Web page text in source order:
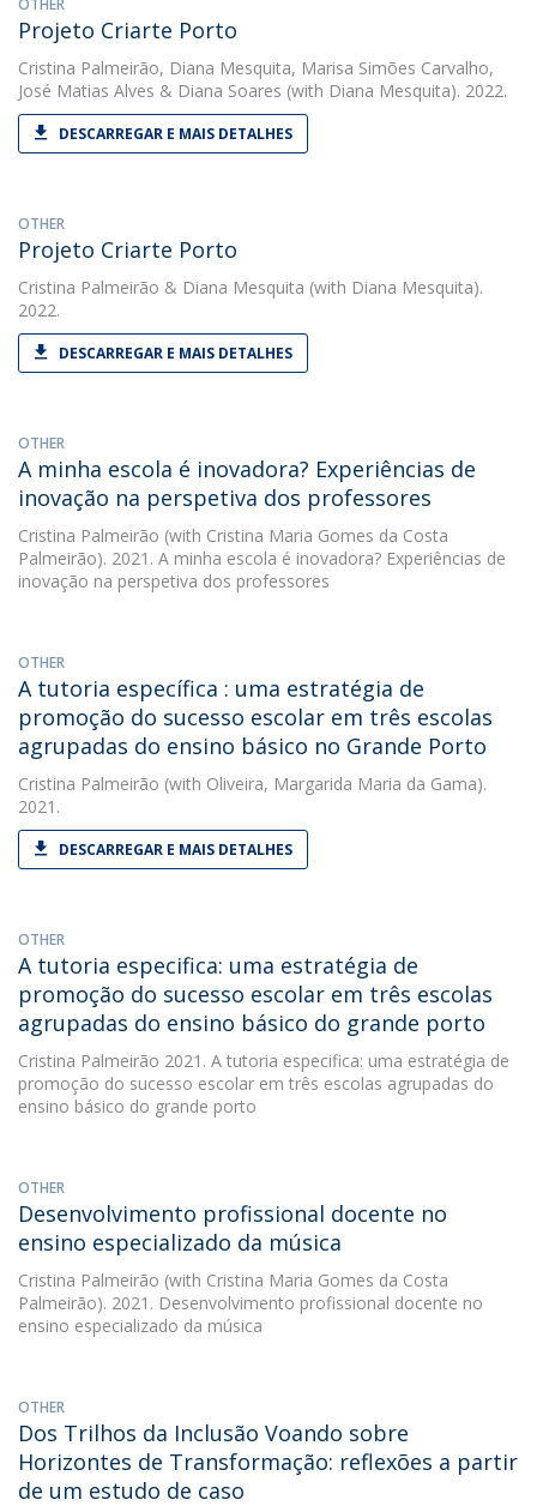
OTHER
Projeto Criarte Porto
Cristina Palmeirão, Diana Mesquita, Marisa Simões Carvalho,
José Matias Alves & Diana Soares (with Diana Mesquita). 2022.
DESCARREGAR E MAIS DETALHES
OTHER
Projeto Criarte Porto
Cristina Palmeirão & Diana Mesquita (with Diana Mesquita).
2022.
DESCARREGAR E MAIS DETALHES
OTHER
A minha escola é inovadora? Experiências de
inovação na perspetiva dos professores
Cristina Palmeirão (with Cristina Maria Gomes da Costa
Palmeirão). 2021. A minha escola é inovadora? Experiências de
inovação na perspetiva dos professores
OTHER
A tutoria específica : uma estratégia de
promoção do sucesso escolar em três escolas
agrupadas do ensino básico no Grande Porto
Cristina Palmeirão (with Oliveira, Margarida Maria da Gama).
2021.
DESCARREGAR E MAIS DETALHES
OTHER
A tutoria especifica: uma estratégia de
promoção do sucesso escolar em três escolas
agrupadas do ensino básico do grande porto
Cristina Palmeirão 2021. A tutoria especifica: uma estratégia de
promoção do sucesso escolar em três escolas agrupadas do
ensino básico do grande porto
OTHER
Desenvolvimento profissional docente no
ensino especializado da música
Cristina Palmeirão (with Cristina Maria Gomes da Costa
Palmeirão). 2021. Desenvolvimento profissional docente no
ensino especializado da música
OTHER
Dos Trilhos da Inclusão Voando sobre
Horizontes de Transformação: reflexões a partir
de um estudo de caso